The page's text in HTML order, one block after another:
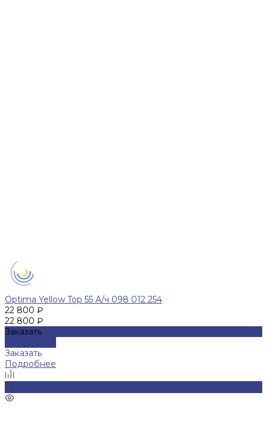
Optima Yellow Top 55 А/ч 098 012 254
22 800 ₽
22 800 ₽
Заказать
Заказать
Подробнее